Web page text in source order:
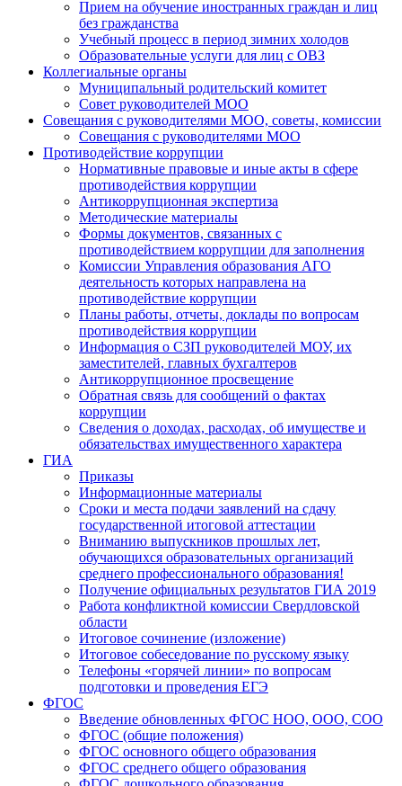
Прием на обучение иностранных граждан и лиц
без гражданства
Учебный процесс в период зимних холодов
Образовательные услуги для лиц с ОВЗ
Коллегиальные органы
Муниципальный родительский комитет
Совет руководителей МОО
Совещания с руководителями МОО, советы, комиссии
Совещания с руководителями МОО
Противодействие коррупции
Нормативные правовые и иные акты в сфере
противодействия коррупции
Антикоррупционная экспертиза
Методические материалы
Формы документов, связанных с
противодействием коррупции для заполнения
Комиссии Управления образования АГО
деятельность которых направлена на
противодействие коррупции
Планы работы, отчеты, доклады по вопросам
противодействия коррупции
Информация о СЗП руководителей МОУ, их
заместителей, главных бухгалтеров
Антикоррупционное просвещение
Обратная связь для сообщений о фактах
коррупции
Сведения о доходах, расходах, об имуществе и
обязательствах имущественного характера
ГИА
Приказы
Информационные материалы
Сроки и места подачи заявлений на сдачу
государственной итоговой аттестации
Вниманию выпускников прошлых лет,
обучающихся образовательных организаций
среднего профессионального образования!
Получение официальных результатов ГИА 2019
Работа конфликтной комиссии Свердловской
области
Итоговое сочинение (изложение)
Итоговое собеседование по русскому языку
Телефоны «горячей линии» по вопросам
подготовки и проведения ЕГЭ
ФГОС
Введение обновленных ФГОС НОО, ООО, СОО
ФГОС (общие положения)
ФГОС основного общего образования
ФГОС среднего общего образования